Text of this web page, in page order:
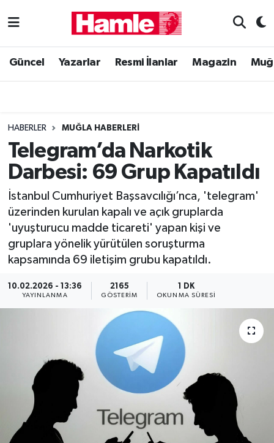
Güncel Yazarlar Resmi İlanlar Magazin
HABERLER MUĞLA HABERLERI
Telegram’da Narkotik
Darbesi: 69 Grup Kapatıldı
İstanbul Cumhuriyet Başsavcılığı’nca, 'telegram'
üzerinden kurulan kapalı ve açık gruplarda
'uyuşturucu madde ticareti' yapan kişi ve
gruplara yönelik yürütülen soruşturma
kapsamında 69 iletişim grubu kapatıldı.
10.02.2026 - 13:36
YAYINLANMA
2165
GÖSTERIM
1 DK
OKUNMA SÜRESI
Güncel
Magazin
Muğla Haber
Siyaset
Muğla Nöbetçi Eczaneler
Muğla Trafik Yoğunluk Haritası
Süper Lig Puan Durumu ve Fikstür
Tüm Manşetler
Son Dakika Haberleri
Haber Arşivi